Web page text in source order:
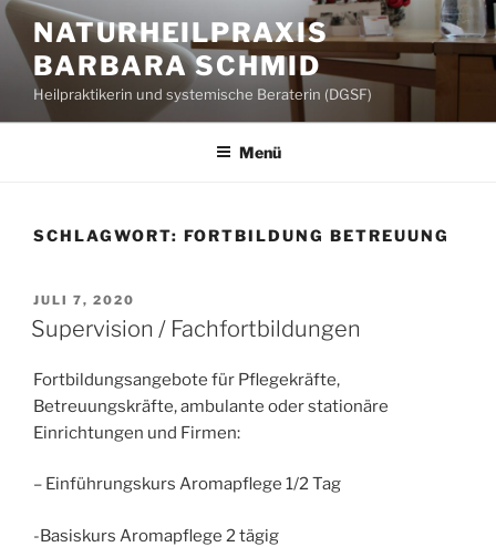
Zum
Inhalt
springen
NATURHEILPRAXIS
BARBARA SCHMID
Heilpraktikerin und systemische Beraterin (DGSF)
Menü
SCHLAGWORT: FORTBILDUNG BETREUUNG
VERÖFFENTLICHT
AM
JULI 7, 2020
Supervision / Fachfortbildungen
Fortbildungsangebote für Pflegekräfte,
Betreuungskräfte, ambulante oder stationäre
Einrichtungen und Firmen:
– Einführungskurs Aromapflege 1/2 Tag
-Basiskurs Aromapflege 2 tägig